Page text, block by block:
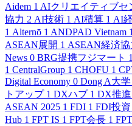
Aidem 1 AIクリエイティブセ
協力 2 AI技術 1 AI積算 1 AI
1 Alternō 1 ANDPAD Vietnam 1
ASEAN展開 1 ASEAN経済協
News 0 BRG提携フジマート 1
1 CentralGroup 1 CHOFU 1
Digital Economy 0 Dong A大学
トアップ 1 DXハブ 1 DX推進
ASEAN 2025 1 FDI 1 FDI投資
Hub 1 FPT IS 1 FPT会長 1